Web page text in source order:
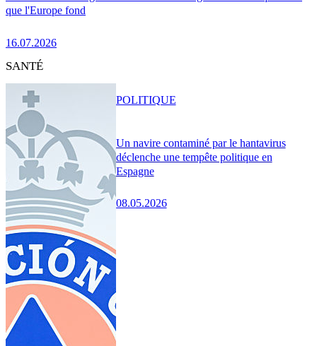
que l'Europe fond
16.07.2026
SANTÉ
Un navire contaminé par le hantavirus
déclenche une tempête politique en
Espagne
08.05.2026
POLITIQUE